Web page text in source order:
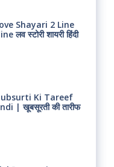
Shayari 2 Line
स्टोरी शायरी हिंदी
Ki Tareef
| खूबसूरती की तारीफ